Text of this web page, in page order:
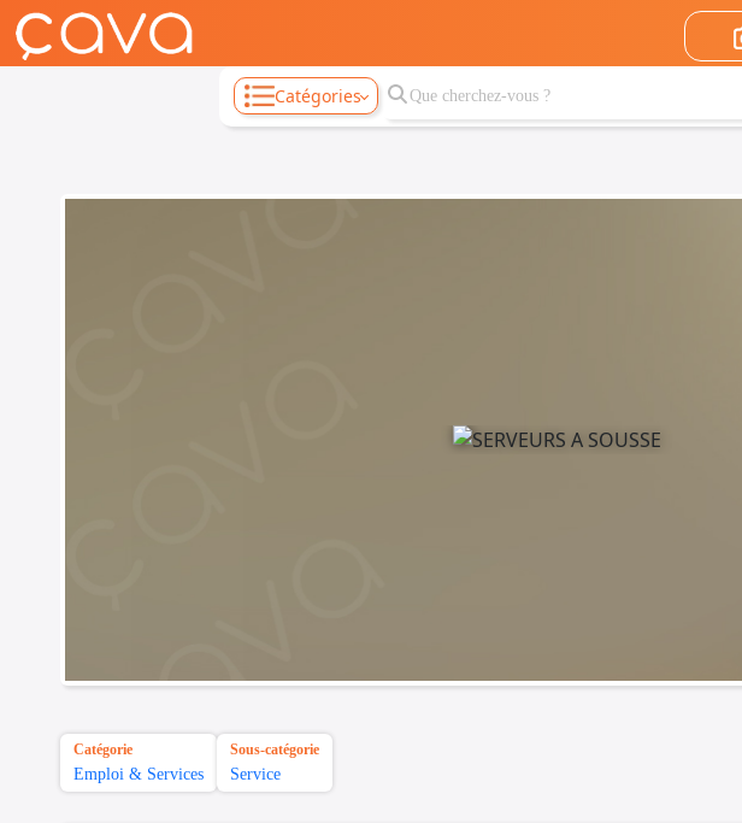
Catégories
Catégorie
Emploi & Services
Sous-catégorie
Service